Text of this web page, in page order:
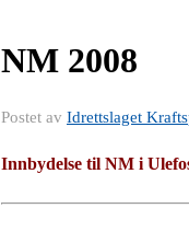
NM 2008
Postet av Idrettslaget
Innbydelse til NM i